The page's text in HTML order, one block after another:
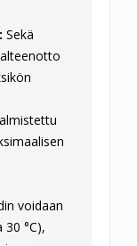
Sekä
voidaan
°C),